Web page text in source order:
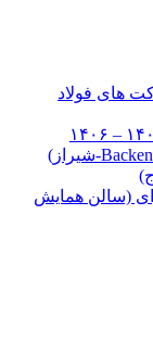
های فولاد
(سالن همایش